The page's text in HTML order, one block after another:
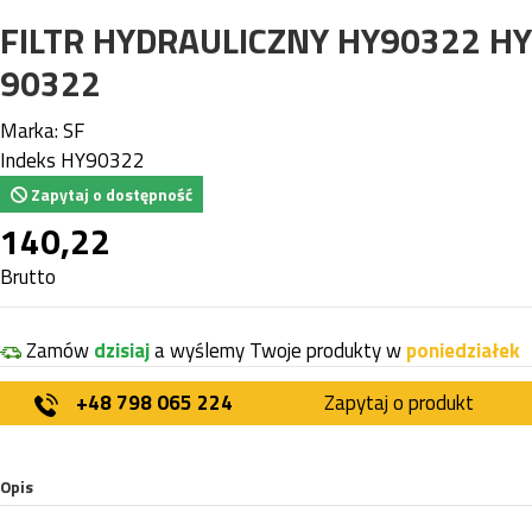
FILTR HYDRAULICZNY HY90322 HY
90322
Marka:SF
Indeks HY90322
Zapytaj o dostępność
140,22
Brutto
Zamówdzisiaja wyślemy Twoje produkty wponiedziałek
+48 798 065 224
Zapytaj o produkt
Opis